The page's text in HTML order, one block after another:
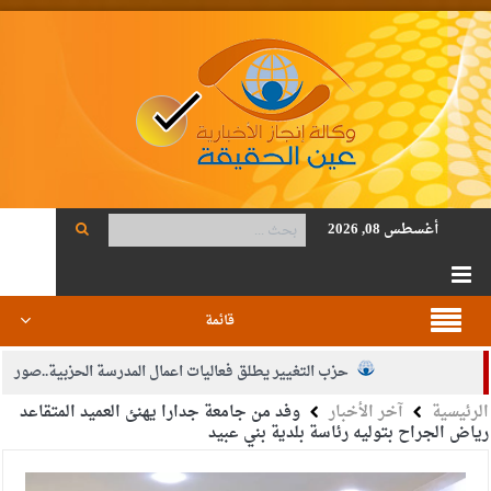
أغسطس 08, 2026
قائمة
حزب التغيير يطلق فعاليات اعمال المدرسة الحزبية..صور
الجيش يفتح باب التجنيد لحملة البكالوريوس في الحقوق والقانون
بيان اجتماع عمّان:دعم الوصاية الهاشمية التاريخية على المقدسات
الرئيسية آخر الأخبار وفد من جامعة جدارا يهنئ العميد المتقاعد
رياض الجراح بتوليه رئاسة بلدية بني عبيد